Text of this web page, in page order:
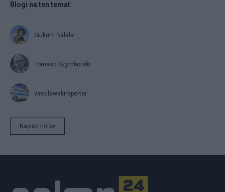
Blogi na ten temat
Siukum Balala
Tomasz Szymborski
wroclawskireporter
Napisz notkę